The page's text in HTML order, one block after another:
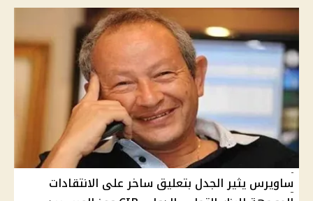
ساويرس يثير الجدل بتعليق ساخر على الانتقادات